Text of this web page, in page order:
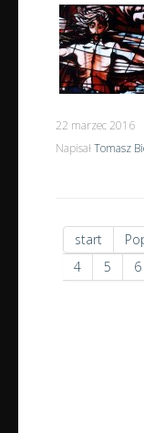
22 marzec 2016
Napisał Tomasz
start
4
5 6